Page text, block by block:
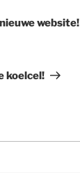
website!
koelcel!